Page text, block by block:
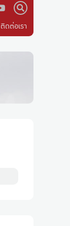
ติดต่อเรา